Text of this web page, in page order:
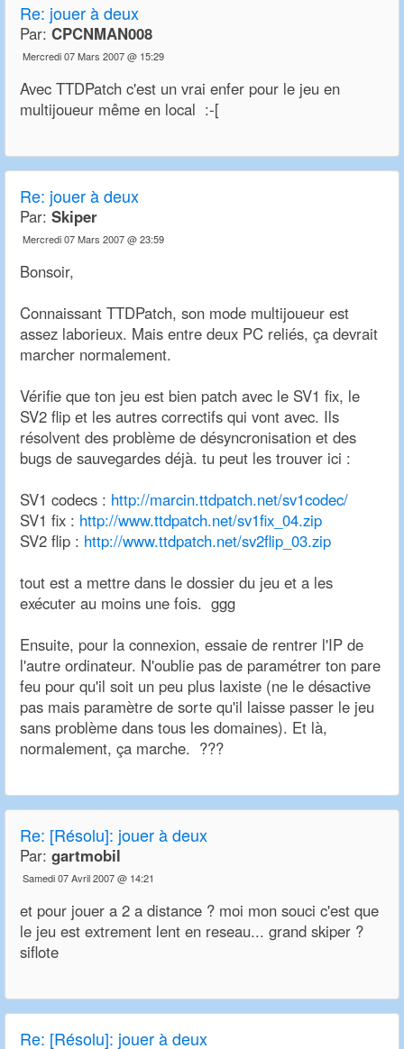
Re: jouer à deux
Par: CPCNMAN008
Mercredi 07 Mars 2007 @ 15:29
Avec TTDPatch c'est un vrai enfer pour le jeu en
multijoueur même en local :-[
Re: jouer à deux
Par: Skiper
Mercredi 07 Mars 2007 @ 23:59
Bonsoir,
Connaissant TTDPatch, son mode multijoueur est
assez laborieux. Mais entre deux PC reliés, ça devrait
marcher normalement.
Vérifie que ton jeu est bien patch avec le SV1 fix, le
SV2 flip et les autres correctifs qui vont avec. Ils
résolvent des problème de désyncronisation et des
bugs de sauvegardes déjà. tu peut les trouver ici :
SV1 codecs : http://marcin.ttdpatch.net/sv1codec/
SV1 fix : http://www.ttdpatch.net/sv1fix_04.zip
SV2 flip : http://www.ttdpatch.net/sv2flip_03.zip
tout est a mettre dans le dossier du jeu et a les
exécuter au moins une fois. ggg
Ensuite, pour la connexion, essaie de rentrer l'IP de
l'autre ordinateur. N'oublie pas de paramétrer ton pare
feu pour qu'il soit un peu plus laxiste (ne le désactive
pas mais paramètre de sorte qu'il laisse passer le jeu
sans problème dans tous les domaines). Et là,
normalement, ça marche. ???
Re: [Résolu]: jouer à deux
Par: gartmobil
Samedi 07 Avril 2007 @ 14:21
et pour jouer a 2 a distance ? moi mon souci c'est que
le jeu est extrement lent en reseau... grand skiper ?
siflote
Re: [Résolu]: jouer à deux